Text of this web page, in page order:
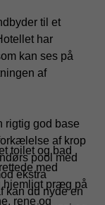
til et
har
kan ses på
af
rigtig god base
af krop
pool med
ekstra
kan du nyde en
toilet og bad
med
hjemligt præg på
rene og